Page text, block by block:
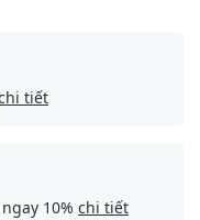
tiết
10% chi tiết